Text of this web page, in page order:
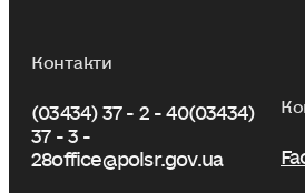
Контакти
(03434) 37 - 2 - 40(03434)
37 - 3 -
28office@polsr.gov.ua